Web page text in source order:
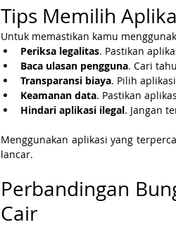
Tips Memilih
Untuk memastikan kamu
Periksa legalitas. Pastikan
Baca ulasan pengguna. Cari
Transparansi biaya. Pilih
Keamanan data. Pastikan
Hindari aplikasi ilegal. Jangan
Menggunakan aplikasi yang
lancar.
Perbandingan
Cair